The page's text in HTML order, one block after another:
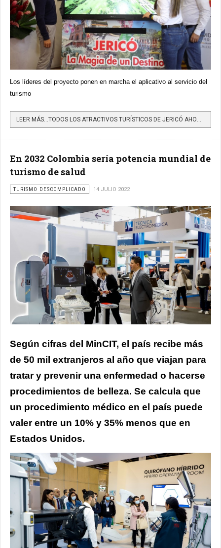
Los líderes del proyecto ponen en marcha el aplicativo al servicio del
turismo
En 2032 Colombia sería potencia mundial de
turismo de salud
TURISMO DESCOMPLICADO 14 JULIO 2022
Según cifras del MinCIT, el país recibe más
de 50 mil extranjeros al año que viajan para
tratar y prevenir una enfermedad o hacerse
procedimientos de belleza. Se calcula que
un procedimiento médico en el país puede
valer entre un 10% y 35% menos que en
Estados Unidos.